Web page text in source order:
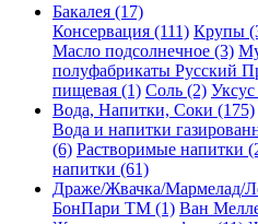
Бакалея (17)
Консервация (111) Крупы
Масло подсолнечное (3)
полуфабрикаты Русский
пищевая (1) Соль (2)
Вода, Напитки, Соки (175)
Вода и напитки
(6) Растворимые напитки
напитки (61)
Драже/Жвачка/Мармелад/
БонПари ТМ (1) Ван